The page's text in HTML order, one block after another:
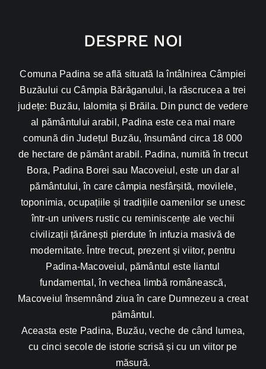
DESPRE NOI
Comuna Padina se află situată la întâlnirea Câmpiei
Buzăului cu Câmpia Bărăganului, la răscrucea a trei
județe: Buzău, Ialomița și Brăila. Din punct de vedere
al pământului arabil, Padina este cea mai mare
comună din Județul Buzău, însumând circa 18 000
de hectare de pământ arabil. Padina, numită în trecut
Bora, Padina Borei sau Macoveiul, este un dar al
pământului, în care câmpia nesfârșită, movilele,
toponimia, ocupațiile și tradițiile oamenilor se unesc
într-un univers rustic cu reminiscențe ale vechii
civilizații țărănești pierdute în infuzia masivă de
modernitate. Între trecut, prezent și viitor, pentru
Padina-Macoveiul, pământul este liantul
fundamental, în vechea limbă românească,
Macoveiul însemnând ziua în care Dumnezeu a creat
pământul.
Aceasta este Padina, Buzău, veche de când lumea,
cu cinci secole de istorie scrisă și cu un viitor pe
măsură.